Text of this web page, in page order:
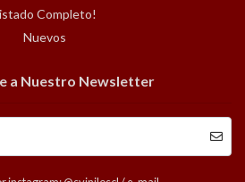
Completo!
Nuevos
a Nuestro Newsletter